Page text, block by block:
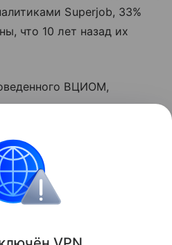
Superjob, 33%
что 10 лет назад их
ВЦИОМ,
недовольны
опровергают